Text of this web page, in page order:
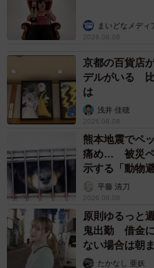
まいどなメディ
2026.08.08
京都の百貨店
デルがいる 比
は
浅井 佳穂
2026.08.08
熊本地震でペ
痛め… 被災ペ
示する「動物
平藤 清刀
2026.08.08
原則ゆるっと
鬼出勤 借金
ない場合は朝
ストに取材】
たかなし 亜妖